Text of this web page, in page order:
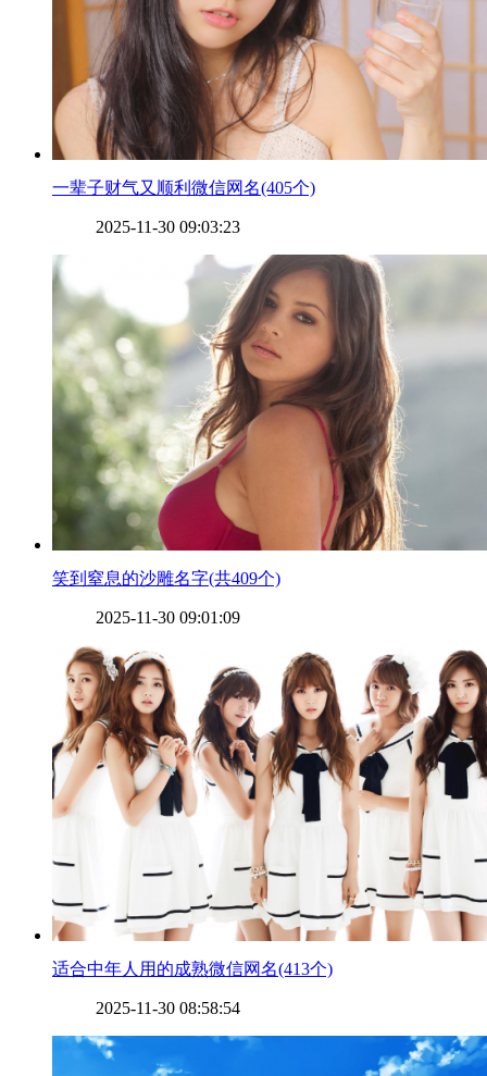
​一辈子财气又顺利微信网名(405个)
2025-11-30 09:03:23
​笑到窒息的沙雕名字(共409个)
2025-11-30 09:01:09
​适合中年人用的成熟微信网名(413个)
2025-11-30 08:58:54